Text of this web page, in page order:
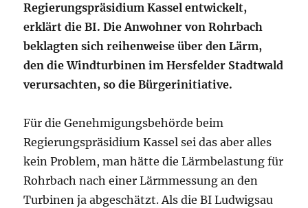
Regierungspräsidium Kassel entwickelt,
erklärt die BI. Die Anwohner von Rohrbach
beklagten sich reihenweise über den Lärm,
den die Windturbinen im Hersfelder Stadtwald
verursachten, so die Bürgerinitiative.
Für die Genehmigungsbehörde beim
Regierungspräsidium Kassel sei das aber alles
kein Problem, man hätte die Lärmbelastung für
Rohrbach nach einer Lärmmessung an den
Turbinen ja abgeschätzt. Als die BI Ludwigsau